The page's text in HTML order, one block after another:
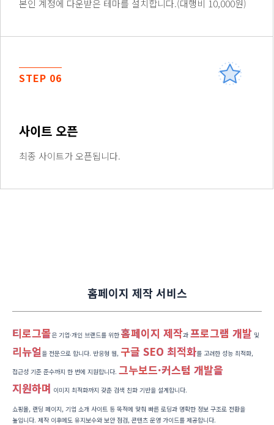
본인 계정에 다운받은 테마를 설치합니다.(대행비 10,000원)
STEP 06
사이트 오픈
최종 사이트가 오픈됩니다.
홈페이지 제작 서비스
티로그몰은 기업·개인 브랜드를 위한 홈페이지 제작과 프로그램 개발 및
리뉴얼 을 전문으로 합니다. 반응형 웹, 구글 SEO 최적화를 고려한 성능 최적화,
접근성 기준 준수까지 한 번에 지원합니다. 그누보드·커스텀 개발을
지원하며 이미지 최적화까지 갖춘 검색 친화 기반을 설계합니다.
쇼핑몰, 랜딩 페이지, 기업 소개 사이트 등 목적에 맞춰 빠른 로딩과 명확한 정보 구조로 전환을
높입니다. 제작 이후에도 유지보수와 보안 점검, 콘텐츠 운영 가이드를 제공합니다.